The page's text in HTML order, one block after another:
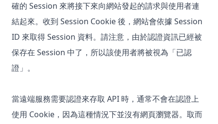
確的 Session 來將接下來向網站發起的請求與使用者連
結起來。收到 Session Cookie 後，網站會依據 Session
ID 來取得 Session 資料。請注意，由於認證資訊已經被
保存在 Session 中了，所以該使用者將被視為「已認
證」。
當遠端服務需要認證來存取 API 時，通常不會在認證上
使用 Cookie，因為這種情況下並沒有網頁瀏覽器。取而